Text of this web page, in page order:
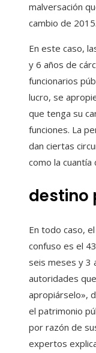
malversación
cambio de 2015.
En este caso,
y 6 años de
funcionarios
lucro, se
que tenga su
funciones. La
dan ciertas
como la cuantía
destino
En todo caso,
confuso es el
seis meses y 3
autoridades
apropiárselo»,
el patrimonio
por razón de
expertos